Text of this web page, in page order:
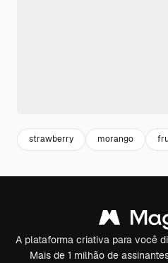
strawberry morango
A plataforma criativa para você
Mais de 1 milhão de